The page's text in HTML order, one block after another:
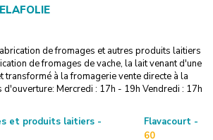
de fromages et autres produits laitiers
de fromages de vache, la lait venant d'une
transformé à la fromagerie vente directe à la
d'ouverture: Mercredi : 17h - 19h Vendredi : 17h
et produits laitiers -
Flavacourt -
60